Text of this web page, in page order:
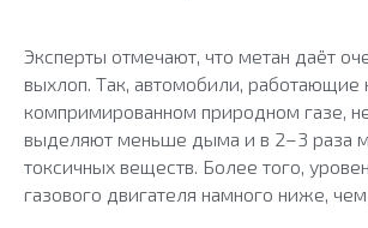
Эксперты отмечают, что метан даёт
выхлоп. Так, автомобили, работающие
компримированном природном газе,
выделяют меньше дыма и в 2–3 раза
токсичных веществ. Более того,
газового двигателя намного ниже,